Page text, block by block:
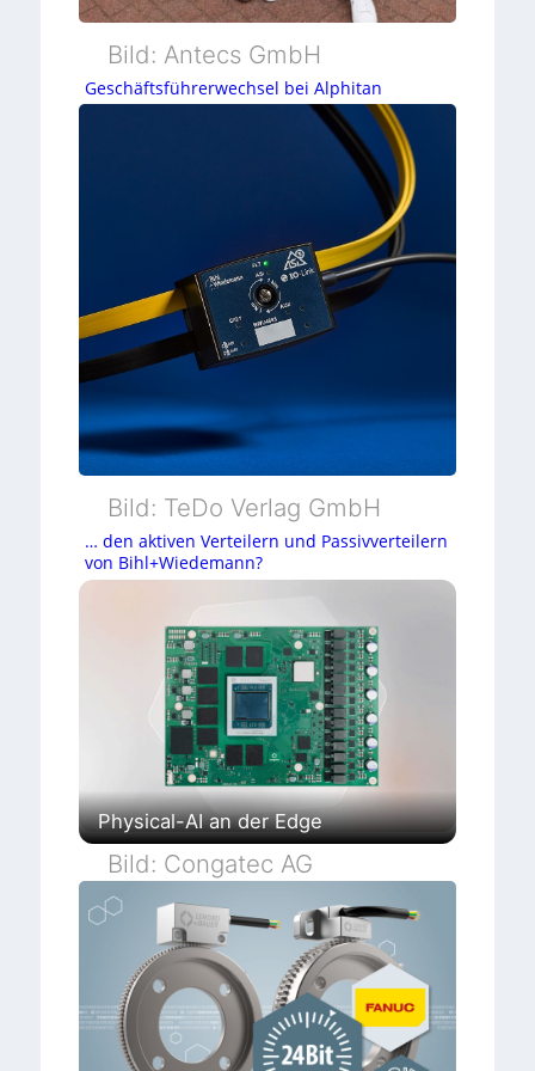
Bild: Antecs GmbH
Geschäftsführerwechsel bei Alphitan
Bild: TeDo Verlag GmbH
… den aktiven Verteilern und Passivverteilern
von Bihl+Wiedemann?
Physical-AI an der Edge
Bild: Congatec AG